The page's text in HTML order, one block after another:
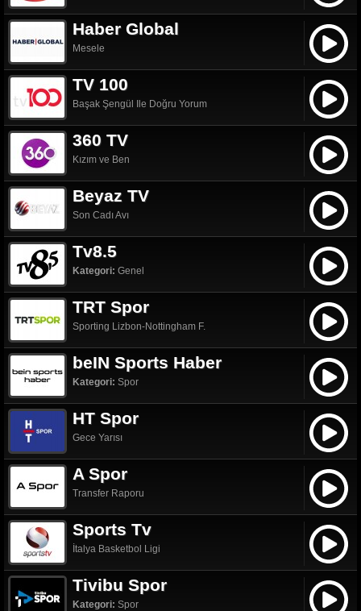
Haber Global
Mesele
TV 100
Başak Şengül Ile Doğru Yorum
360 TV
Kızım ve Ben
Beyaz TV
Son Cadı Avı
Tv8.5
Kategori: Genel
TRT Spor
Sporting Lizbon-Nottingham F.
beIN Sports Haber
Kategori: Spor
HT Spor
Gece Yarısı
A Spor
Transfer Raporu
Sports Tv
İtalya Basketbol Ligi
Tivibu Spor
Kategori: Spor